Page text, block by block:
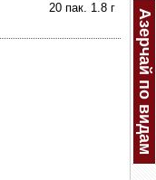
20 пак. 1.8 г
Азерчай по видам